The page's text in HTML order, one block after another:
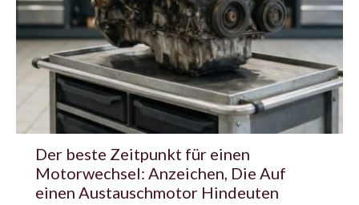
Der beste Zeitpunkt für einen
Motorwechsel: Anzeichen, Die Auf
einen Austauschmotor Hindeuten